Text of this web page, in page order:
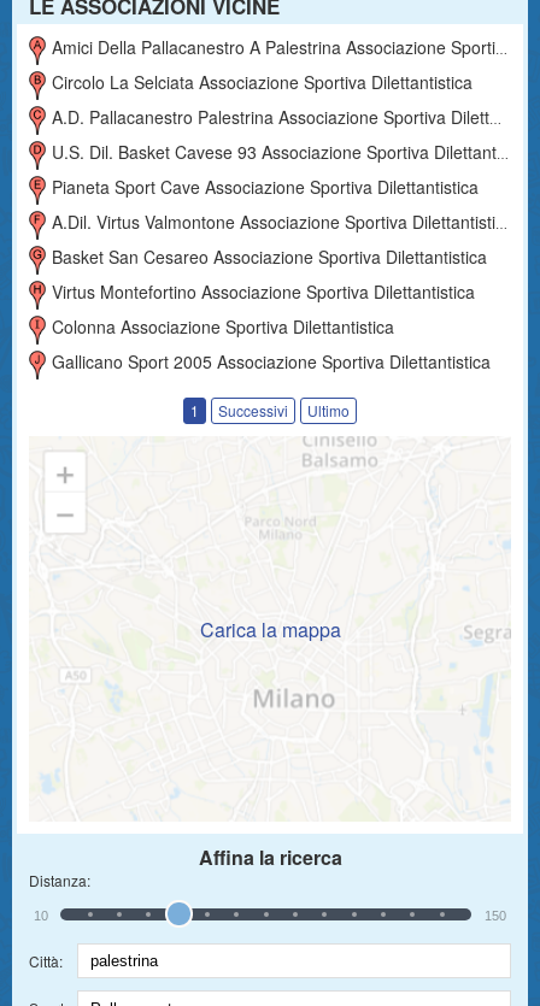
LE ASSOCIAZIONI VICINE
Amici Della Pallacanestro A Palestrina Associazione Sportiva Dilettantistica
Circolo La Selciata Associazione Sportiva Dilettantistica
A.d. Pallacanestro Palestrina Associazione Sportiva Dilettantistica
U.s. Dil. Basket Cavese 93 Associazione Sportiva Dilettantistica
Pianeta Sport Cave Associazione Sportiva Dilettantistica
A.dil. Virtus Valmontone Associazione Sportiva Dilettantistica
Basket San Cesareo Associazione Sportiva Dilettantistica
Virtus Montefortino Associazione Sportiva Dilettantistica
Colonna Associazione Sportiva Dilettantistica
Gallicano Sport 2005 Associazione Sportiva Dilettantistica
1 Successivi Ultimo
Carica la mappa
Affina la ricerca
Distanza:
10 150
Città: